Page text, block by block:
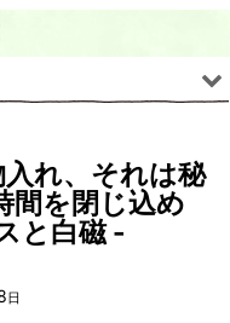
れ、それは秘
間を閉じ込め
と白磁 -
日